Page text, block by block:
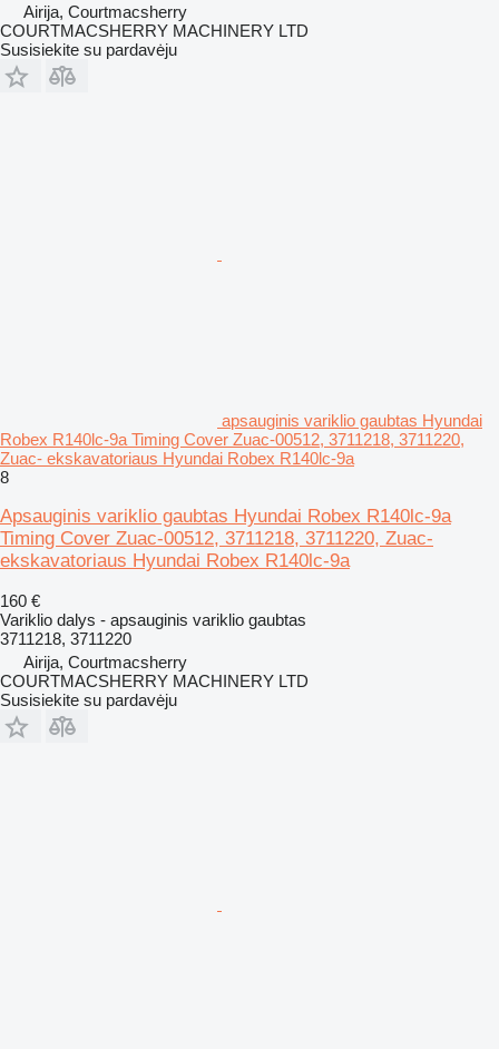
Airija, Courtmacsherry
COURTMACSHERRY MACHINERY LTD
Susisiekite su pardavėju
apsauginis variklio gaubtas Hyundai
Robex R140lc-9a Timing Cover Zuac-00512, 3711218, 3711220,
Zuac- ekskavatoriaus Hyundai Robex R140lc-9a
8
Apsauginis variklio gaubtas Hyundai Robex R140lc-9a
Timing Cover Zuac-00512, 3711218, 3711220, Zuac-
ekskavatoriaus Hyundai Robex R140lc-9a
160 €
Variklio dalys - apsauginis variklio gaubtas
3711218, 3711220
Airija, Courtmacsherry
COURTMACSHERRY MACHINERY LTD
Susisiekite su pardavėju